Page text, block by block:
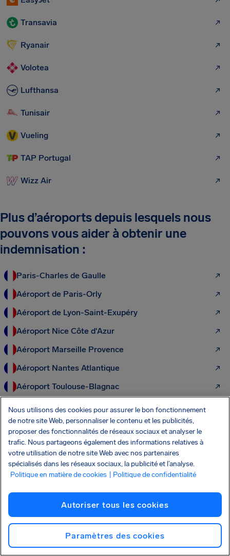
Transavia
Ryanair
Volotea
Lufthansa
Tunisair
Vueling
TAP Portugal
Wizz Air
Plus d’aéroports depuis lesquels nous
pouvons vous aider à obtenir une
indemnisation :
Paris-Charles de Gaulle
Aéroport de Paris-Orly
Aéroport de Lyon-Saint-Exupéry
Aéroport Nice Côte d'Azur
Aéroport Marseille Provence
Aéroport Nantes Atlantique
Aéroport Toulouse-Blagnac
Aéroport de Lisbonne
Aéroport de Bordeaux-Mérignac
Aéroport Paris-Beauvais
Plus de droits des passagers aériens à
découvrir :
Droits des passagers aériens
Nous utilisons des cookies pour assurer le bon fonctionnement
de notre site Web, personnaliser le contenu et les publicités,
proposer des fonctionnalités de réseaux sociaux et analyser le
trafic. Nous partageons également des informations relatives à
votre utilisation de notre site Web avec nos partenaires
spécialisés dans les réseaux sociaux, la publicité et l’analyse.
Politique en matière de cookies
| Politique de confidentialité
Autoriser tous les cookies
Paramètres des cookies